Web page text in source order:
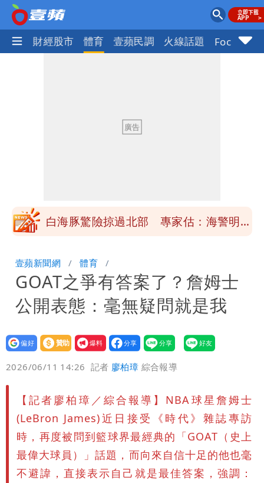
國際 財經股市 體育 壹蘋民調 火線話題 Focus+
「終於能交代」 捐500萬獎學金延續愛
白海豚颱風逼近！鄭明典示警「恐遇黑潮
砸重金再買一整桌卡盒
白海豚驚險掠過北部 專家估：海警明發
「終於能交代」 捐500萬獎學金延續愛
白海豚颱風逼近！鄭明典示警「恐遇黑潮
變強」 路徑分歧藏警訊：不利強度維持
壹蘋新聞網 體育
GOAT之爭有答案了？詹姆士
公開表態：毫無疑問就是我
設為
贊助
我要
爆料
2026/06/11 14:26 記者 廖柏璋 綜合報導
【記者廖柏璋／綜合報導】NBA球星詹姆士
(LeBron James)近日接受《時代》雜誌專訪
時，再度被問到籃球界最經典的「GOAT（史上
最偉大球員）」話題，而向來自信十足的他也毫
不避諱，直接表示自己就是最佳答案，強調：